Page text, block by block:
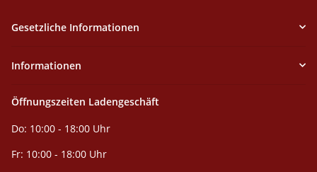
Gesetzliche Informationen
Informationen
Öffnungszeiten Ladengeschäft
Do: 10:00 - 18:00 Uhr
Fr: 10:00 - 18:00 Uhr